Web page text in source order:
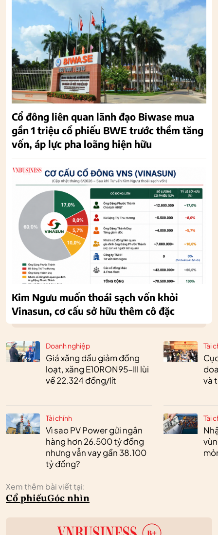
Doanh nghiệp
Giá xăng dầu giảm đồng
loạt, xăng E10RON95-III lùi
về 22.324 đồng/lít
Tài chính
Vì sao PV Power gửi ngân
hàng hơn 26.500 tỷ đồng
nhưng vẫn vay gần 38.100
tỷ đồng?
Tài
và
Tài
Xem thêm bài viết tại:
Cổ phiếuGóc nhìn
Cổ đông liên quan lãnh đạo Biwase mua
gần 1 triệu cổ phiếu BWE trước thềm tăng
vốn, áp lực pha loãng hiện hữu
Kim Ngưu muốn thoái sạch vốn khỏi
Vinasun, cơ cấu sở hữu thêm cô đặc